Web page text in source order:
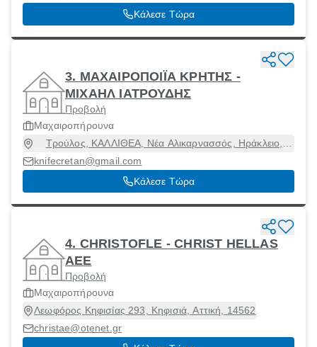
Κάλεσε Τώρα
3. ΜΑΧΑΙΡΟΠΟΙΪΑ ΚΡΗΤΗΣ -
ΜΙΧΑΗΛ ΙΑΤΡΟΥΔΗΣ
Προβολή
Μαχαιροπήρουνα
Τρούλος, ΚΑΛΛΙΘΕΑ, Νέα Αλικαρνασσός, Ηράκλειο,
knifecretan@gmail.com
Κάλεσε Τώρα
4. CHRISTOFLE - CHRIST HELLAS
ΑΕΕ
Προβολή
Μαχαιροπήρουνα
Λεωφόρος Κηφισίας 293, Κηφισιά, Αττική, 14562
christae@otenet.gr